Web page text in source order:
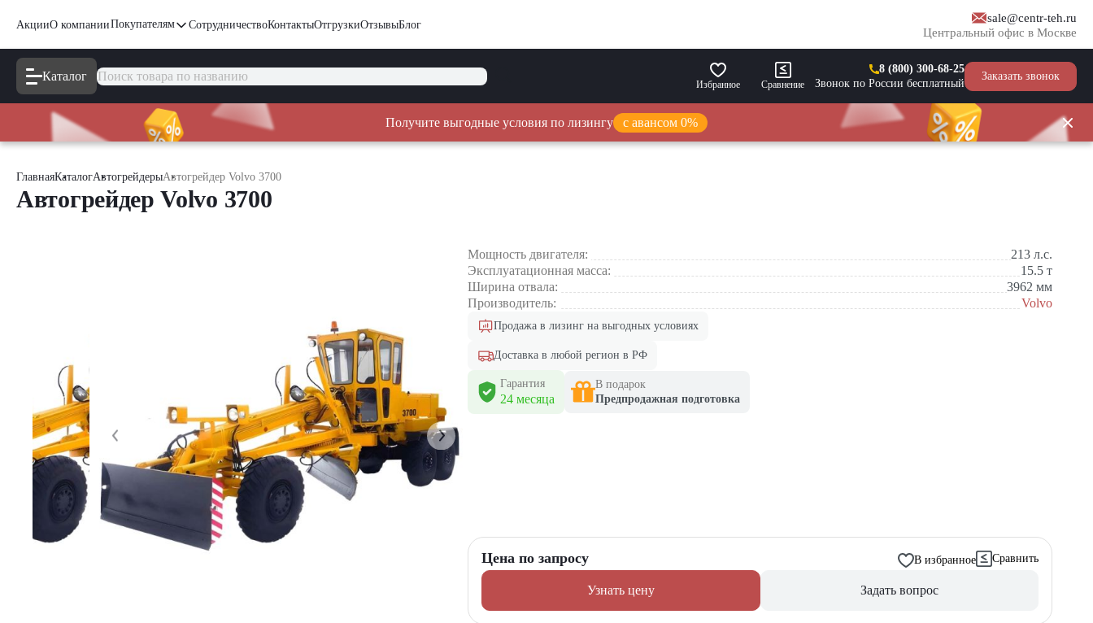
АкцииО компанииПокупателям СотрудничествоКонтактыОтгрузкиОтзывыБлог
sale@centr-teh.ru
Центральный офис в Москве
Каталог
Избранное Сравнение
8 (800) 300-68-25
Звонок по России бесплатный
Заказать звонок
Получите выгодные условия по лизингу с авансом 0%
ГлавнаяКаталогАвтогрейдерыАвтогрейдер Volvo 3700
Автогрейдер Volvo 3700
Мощность двигателя: 213 л.с.
Эксплуатационная масса:
15.5 т
Ширина отвала:
3962 мм
Производитель:
Volvo
Продажа в лизинг на выгодных условиях
Доставка в любой регион в РФ
Гарантия
24 месяца
В подарок
Предпродажная подготовка
Цена по запросу В избранное Сравнить
Узнать цену Задать вопрос